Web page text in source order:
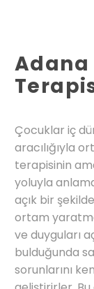
Adana
Çocuklar iç
aracılığıyla
terapisinin
yoluyla
açık bir
ortam
ve duyguları
bulduğunda
sorunlarını